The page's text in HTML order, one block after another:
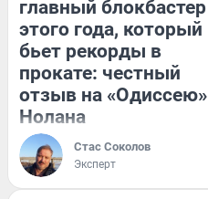
главный блокбастер
этого года, который
бьет рекорды в
прокате: честный
отзыв на «Одиссею»
Нолана
Стас Соколов
Эксперт